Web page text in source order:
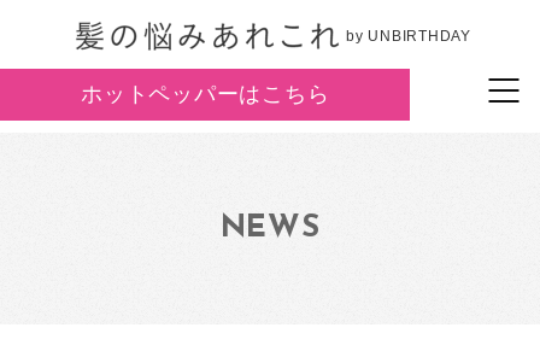
by UNBIRTHDAY
ホットペッパーはこちら
NEWS